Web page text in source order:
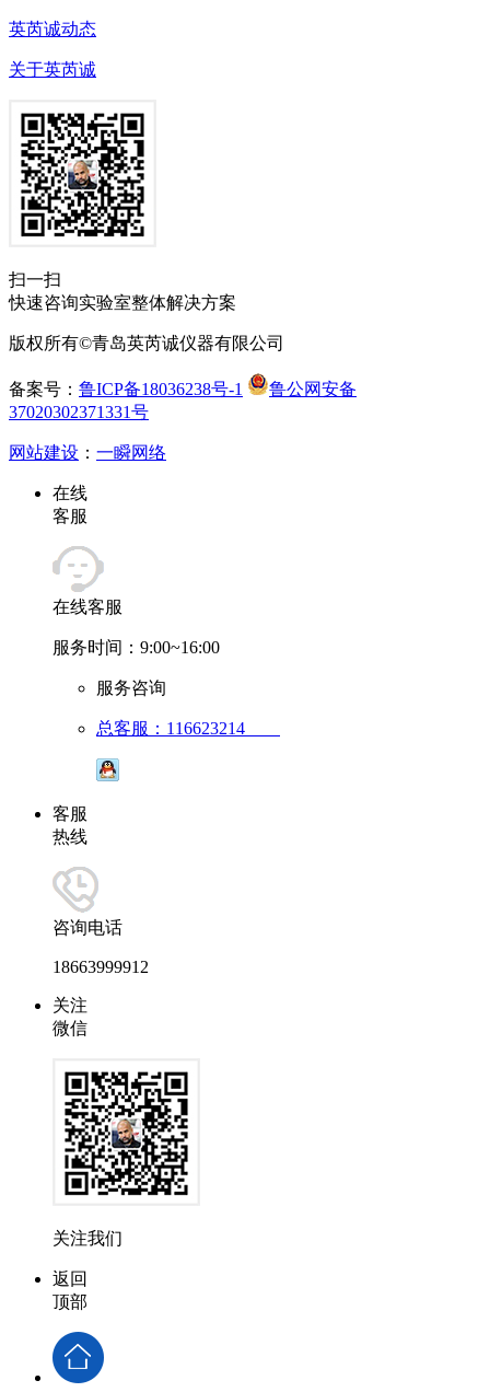
英芮诚动态
关于英芮诚
扫一扫
快速咨询实验室整体解决方案
版权所有©青岛英芮诚仪器有限公司
备案号： 鲁ICP备18036238号-1
鲁公网安备
37020302371331号
网站建设 ： 一瞬网络
在线
客服
在线客服
服务时间：9:00~16:00
服务咨询
总客服：116623214
客服
热线
咨询电话
18663999912
关注
微信
关注我们
返回
顶部